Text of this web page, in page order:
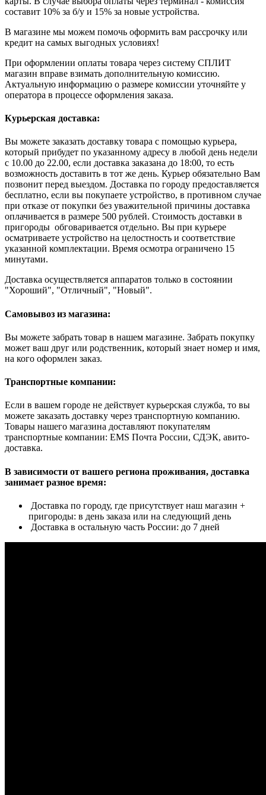
составит 10% за б/у и 15% за новые устройства.
В магазине мы можем помочь оформить вам рассрочку или
кредит на самых выгодных условиях!
При оформлении оплаты товара через систему СПЛИТ
магазин вправе взимать дополнительную комиссию.
Актуальную информацию о размере комиссии уточняйте у
оператора в процессе оформления заказа.
Курьерская доставка:
Вы можете заказать доставку товара с помощью курьера,
который прибудет по указанному адресу в любой день недели
с 10.00 до 22.00, если доставка заказана до 18:00, то есть
возможность доставить в тот же день. Курьер обязательно Вам
позвонит перед выездом. Доставка по городу предоставляется
бесплатно, если вы покупаете устройство, в противном случае
при отказе от покупки без уважительной причины доставка
оплачивается в размере 500 рублей. Стоимость доставки в
пригороды обговаривается отдельно. Вы при курьере
осматриваете устройство на целостность и соответствие
указанной комплектации. Время осмотра ограничено 15
минутами.
Доставка осуществляется аппаратов только в состоянии
"Хороший", "Отличный", "Новый".
Самовывоз из магазина:
Вы можете забрать товар в нашем магазине. Забрать покупку
может ваш друг или родственник, который знает номер и имя,
на кого оформлен заказ.
Транспортные компании:
Если в вашем городе не действует курьерская служба, то вы
можете заказать доставку через транспортную компанию.
Товары нашего магазина доставляют покупателям
транспортные компании: EMS Почта России, СДЭК, авито-
доставка.
В зависимости от вашего региона проживания, доставка
занимает разное время:
Доставка по городу, где присутствует наш магазин +
пригороды: в день заказа или на следующий день
Доставка в остальную часть России: до 7 дней